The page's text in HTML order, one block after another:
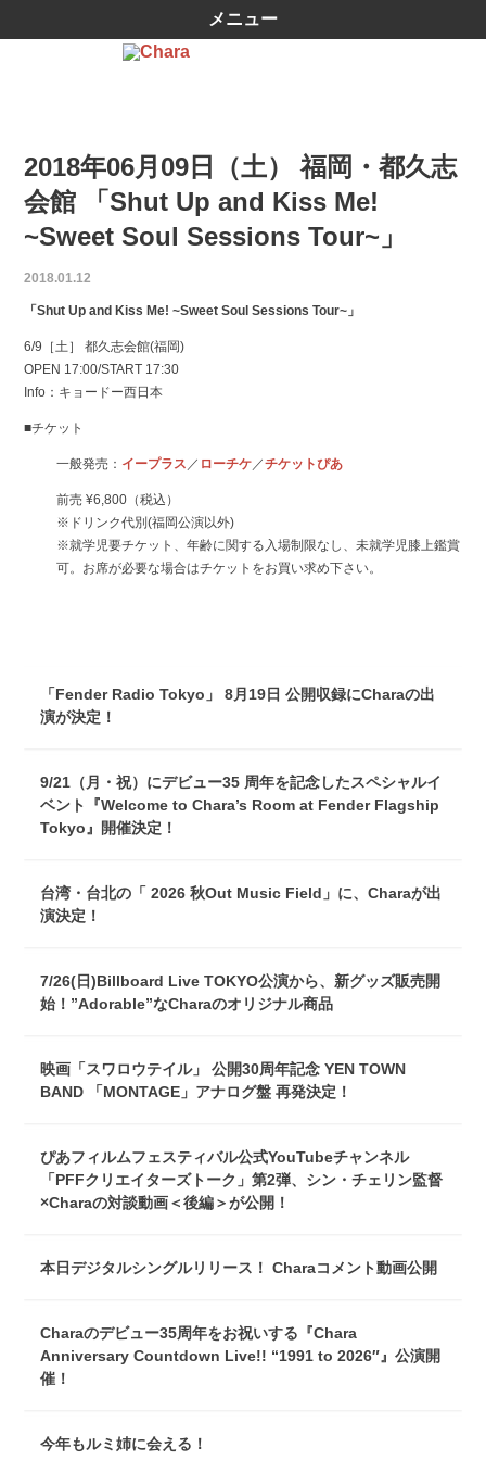
メニュー
2018年06月09日（土） 福岡・都久志
会館 「Shut Up and Kiss Me!
~Sweet Soul Sessions Tour~」
2018.01.12
「Shut Up and Kiss Me! ~Sweet Soul Sessions Tour~」
6/9［土］ 都久志会館(福岡)
OPEN 17:00/START 17:30
Info：キョードー西日本
■チケット
一般発売： イープラス ／ ローチケ／チケットぴあ
前売 ¥6,800（税込）
※ドリンク代別(福岡公演以外)
※就学児要チケット、年齢に関する入場制限なし、未就学児膝上鑑賞
可。お席が必要な場合はチケットをお買い求め下さい。
「Fender Radio Tokyo」 8月19日 公開収録にCharaの出
演が決定！
9/21（月・祝）にデビュー35 周年を記念したスペシャルイ
ベント『Welcome to Chara’s Room at Fender Flagship
Tokyo』開催決定！
台湾・台北の「 2026 秋Out Music Field」に、Charaが出
演決定！
7/26(日)Billboard Live TOKYO公演から、新グッズ販売開
始！”Adorable”なCharaのオリジナル商品
映画「スワロウテイル」 公開30周年記念 YEN TOWN
BAND 「MONTAGE」アナログ盤 再発決定！
ぴあフィルムフェスティバル公式YouTubeチャンネル
「PFFクリエイターズトーク」第2弾、シン・チェリン監督
×Charaの対談動画＜後編＞が公開！
本日デジタルシングルリリース！ Charaコメント動画公開
Charaのデビュー35周年をお祝いする『Chara
Anniversary Countdown Live!! “1991 to 2026″』公演開
催！
今年もルミ姉に会える！